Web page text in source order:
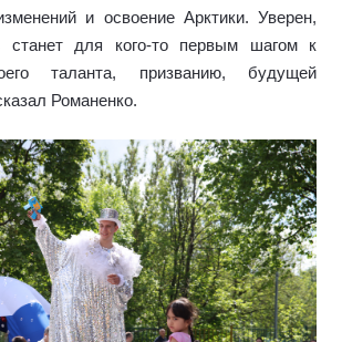
и освоение Арктики. Уверен,
станет для кого-то первым шагом к
таланта, призванию, будущей
Романенко.